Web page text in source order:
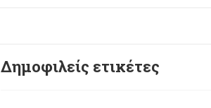
Δημοφιλείς ετικέτες